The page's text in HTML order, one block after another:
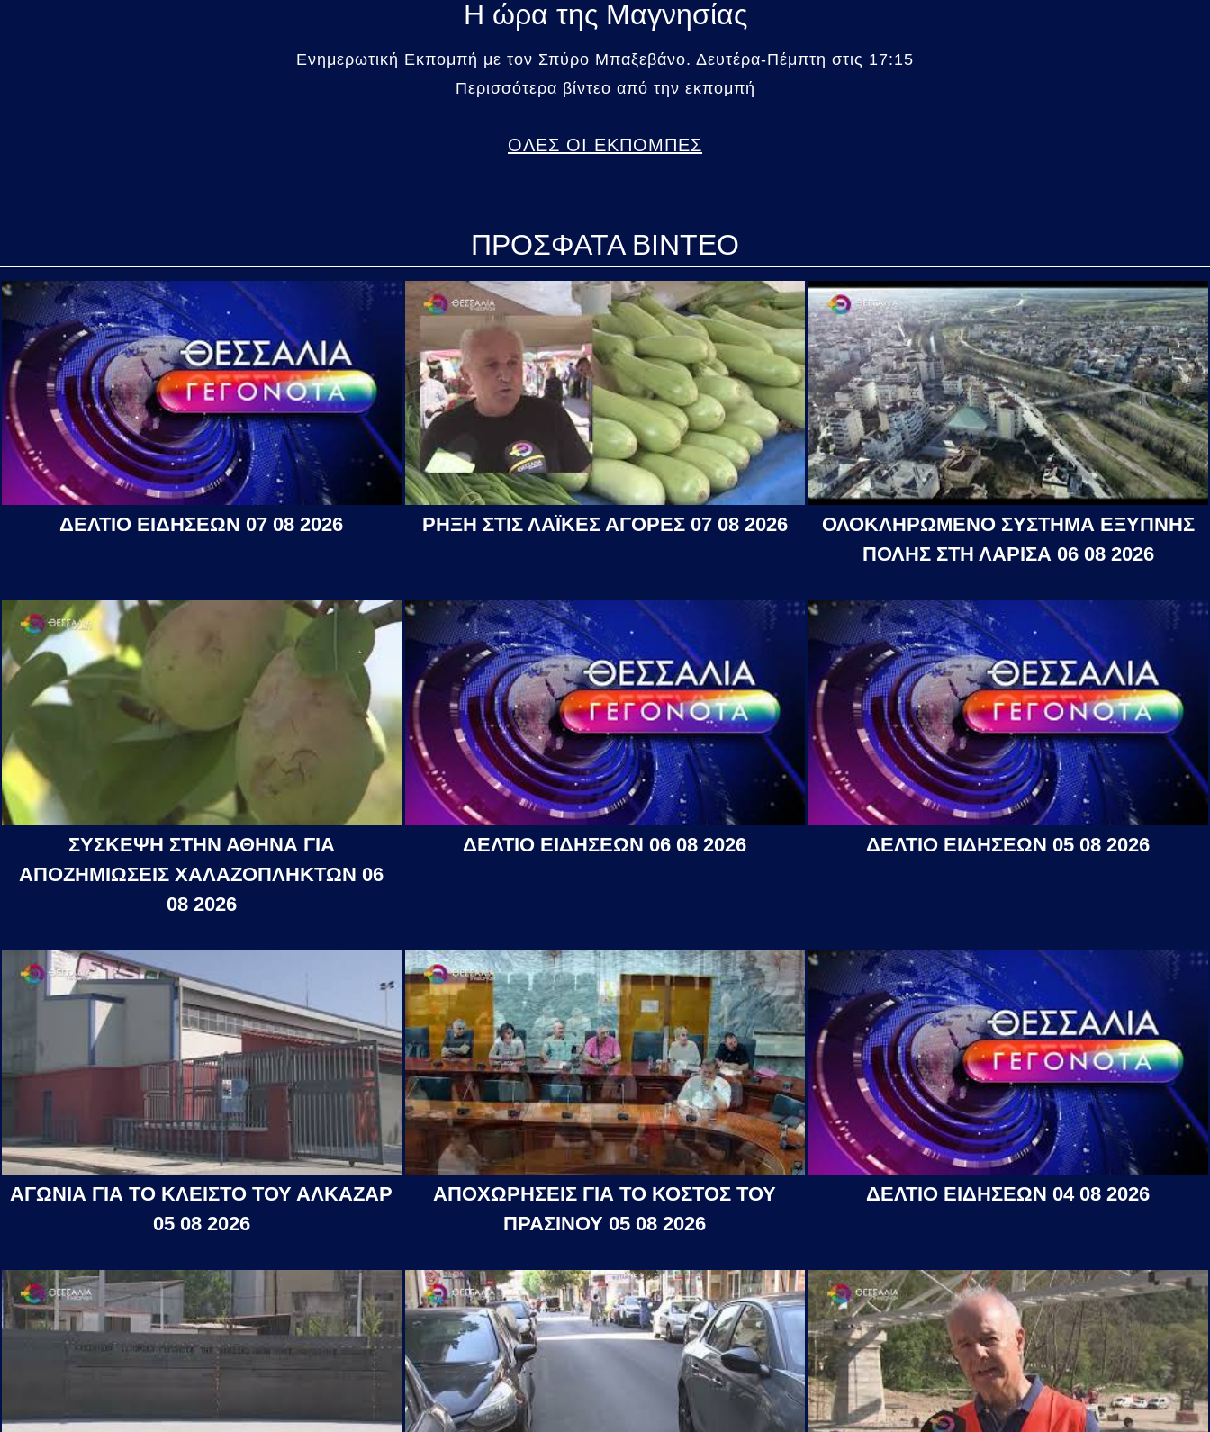
Η ώρα της Μαγνησίας
Ενημερωτική Εκπομπή με τον Σπύρο Μπαξεβάνο. Δευτέρα-Πέμπτη στις 17:15
Περισσότερα βίντεο από την εκπομπή
ΟΛΕΣ ΟΙ ΕΚΠΟΜΠΕΣ
ΠΡΟΣΦΑΤΑ ΒΙΝΤΕΟ
ΔΕΛΤΙΟ ΕΙΔΗΣΕΩΝ 07 08 2026 ΡΗΞΗ ΣΤΙΣ ΛΑΪΚΕΣ ΑΓΟΡΕΣ 07 08 2026
ΟΛΟΚΛΗΡΩΜΕΝΟ ΣΥΣΤΗΜΑ ΕΞΥΠΝΗΣ
ΠΟΛΗΣ ΣΤΗ ΛΑΡΙΣΑ 06 08 2026
ΣΥΣΚΕΨΗ ΣΤΗΝ ΑΘΗΝΑ ΓΙΑ
ΑΠΟΖΗΜΙΩΣΕΙΣ ΧΑΛΑΖΟΠΛΗΚΤΩΝ 06
08 2026
ΔΕΛΤΙΟ ΕΙΔΗΣΕΩΝ 06 08 2026 ΔΕΛΤΙΟ ΕΙΔΗΣΕΩΝ 05 08 2026
ΑΓΩΝΙΑ ΓΙΑ ΤΟ ΚΛΕΙΣΤΟ ΤΟΥ ΑΛΚΑΖΑΡ
05 08 2026
ΑΠΟΧΩΡΗΣΕΙΣ ΓΙΑ ΤΟ ΚΟΣΤΟΣ ΤΟΥ
ΠΡΑΣΙΝΟΥ 05 08 2026
ΔΕΛΤΙΟ ΕΙΔΗΣΕΩΝ 04 08 2026